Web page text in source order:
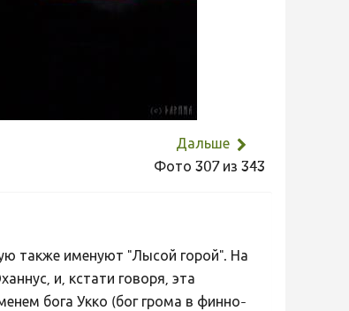
Дальше
Фото 307 из 343
также именуют "Лысой горой". На
и, кстати говоря, эта
бога Укко (бог грома в финно-